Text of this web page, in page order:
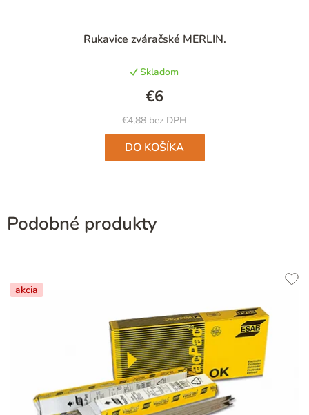
Rukavice zváračské MERLIN.
hodnotenie
je
4,6
z
5
hviezdičiek.
Skladom
€4,88 bez DPH
€6
DO KOŠÍKA
Podobné produkty
akcia